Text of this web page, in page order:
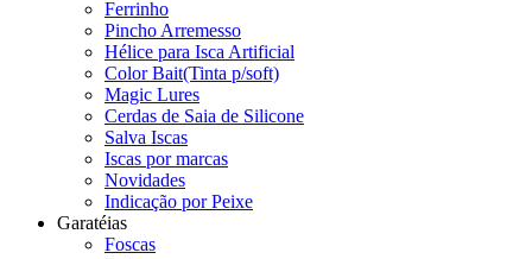
Ferrinho
Pincho Arremesso
Hélice para Isca Artificial
Color Bait(Tinta p/soft)
Magic Lures
Cerdas de Saia de Silicone
Salva Iscas
Iscas por marcas
Novidades
Indicação por Peixe
Garatéias
Foscas